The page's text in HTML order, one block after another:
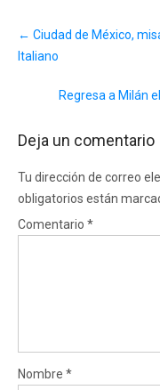
navigation
← Ciudad de México,
Italiano
Regresa a Milán
Deja un comentario
Tu dirección de correo
obligatorios están
Comentario *
Nombre *